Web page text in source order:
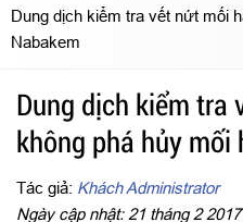
Dung dịch kiểm tra vết nứt mối
Nabakem
Dung dịch kiểm tra
không phá hủy mối
Tác giả: Khách Administrator
Ngày cập nhật: 21 tháng 2 2017